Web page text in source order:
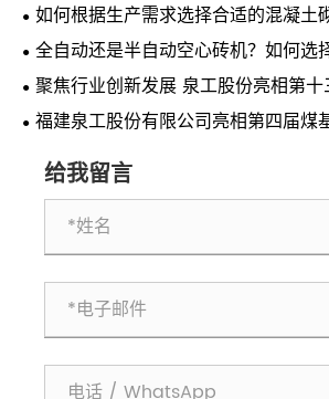
如何根据生产需求选择合适的混凝土
全自动还是半自动空心砖机？如何选
聚焦行业创新发展 泉工股份亮相第十
科技创新会议
福建泉工股份有限公司亮相第四届煤
给我留言